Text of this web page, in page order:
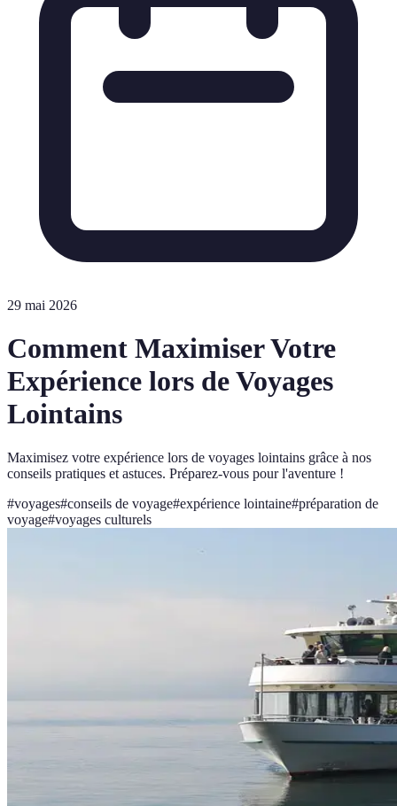
29 mai 2026
Comment Maximiser Votre
Expérience lors de Voyages
Lointains
Maximisez votre expérience lors de voyages lointains grâce à nos
conseils pratiques et astuces. Préparez-vous pour l'aventure !
#voyages#conseils de voyage#expérience lointaine#préparation de
voyage#voyages culturels